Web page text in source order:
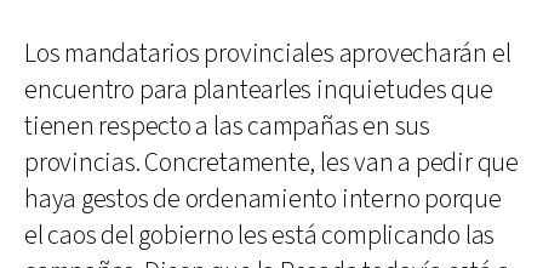
Los mandatarios provinciales aprovecharán el
encuentro para plantearles inquietudes que
tienen respecto a las campañas en sus
provincias. Concretamente, les van a pedir que
haya gestos de ordenamiento interno porque
el caos del gobierno les está complicando las